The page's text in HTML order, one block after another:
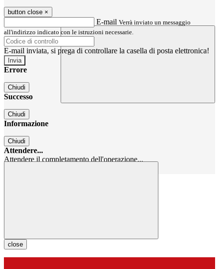
button close ×
E-mail Verrà inviato un messaggio
all'indirizzo indicato con le istruzioni necessarie.
E-mail inviata, si prega di controllare la casella di posta elettronica!
Errore
Chiudi
Successo
Chiudi
Informazione
Chiudi
Attendere...
Attendere il completamento dell'operazione...
close